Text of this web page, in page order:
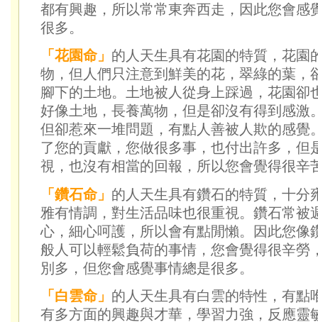
都有興趣，所以常常東奔西走，因此您會感
很多。
「花園命」 的人天生具有花園的特質，花園
物，但人們只注意到鮮美的花，翠綠的葉，
腳下的土地。土地被人從身上踩過，花園卻
好像土地，長養萬物，但是卻沒有得到感激
但卻惹來一堆問題，有點人善被人欺的感覺
了您的貢獻，您做很多事，也付出許多，但
視，也沒有相當的回報，所以您會覺得很辛
「鑽石命」 的人天生具有鑽石的特質，十分
雅有情調，對生活品味也很重視。鑽石常被
心，細心呵護，所以會有點閒懶。因此您像
般人可以輕鬆負荷的事情，您會覺得很辛勞
別多，但您會感覺事情總是很多。
「白雲命」 的人天生具有白雲的特性，有點
有多方面的興趣與才華，學習力強，反應靈